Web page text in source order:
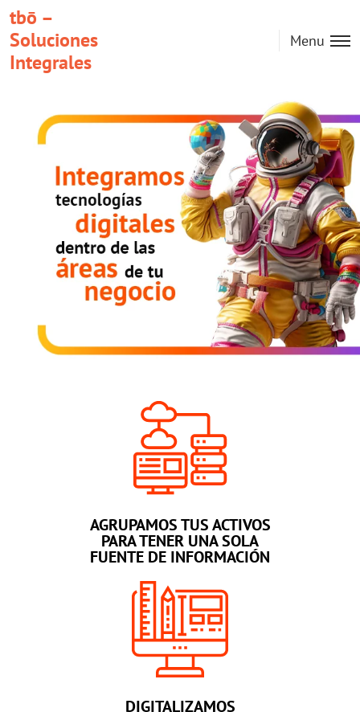
tbō –
Soluciones
Integrales
Menu
AGRUPAMOS TUS ACTIVOS
PARA TENER UNA SOLA
FUENTE DE INFORMACIÓN
DIGITALIZAMOS